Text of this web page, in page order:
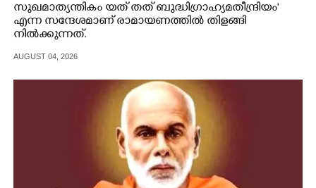
സുഖമാത്യന്തികം യത് തത് ബുദ്ധിഗ്രാഹ്യമതീന്ദ്രിയം'
എന്ന സന്ദേശമാണ് രാമായണത്തിൽ തിളങ്ങി
നിൽക്കുന്നത്.
AUGUST 04, 2026